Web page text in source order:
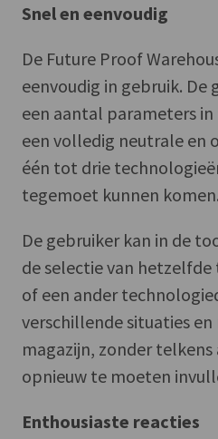
Snel en eenvoudig
De Future Proof
eenvoudig in gebruik.
een aantal parameters
een volledig neutrale en
één tot drie
tegemoet kunnen komen.
De gebruiker kan in de
de selectie van
of een ander
verschillende situaties
magazijn, zonder
opnieuw te moeten
Enthousiaste reacties